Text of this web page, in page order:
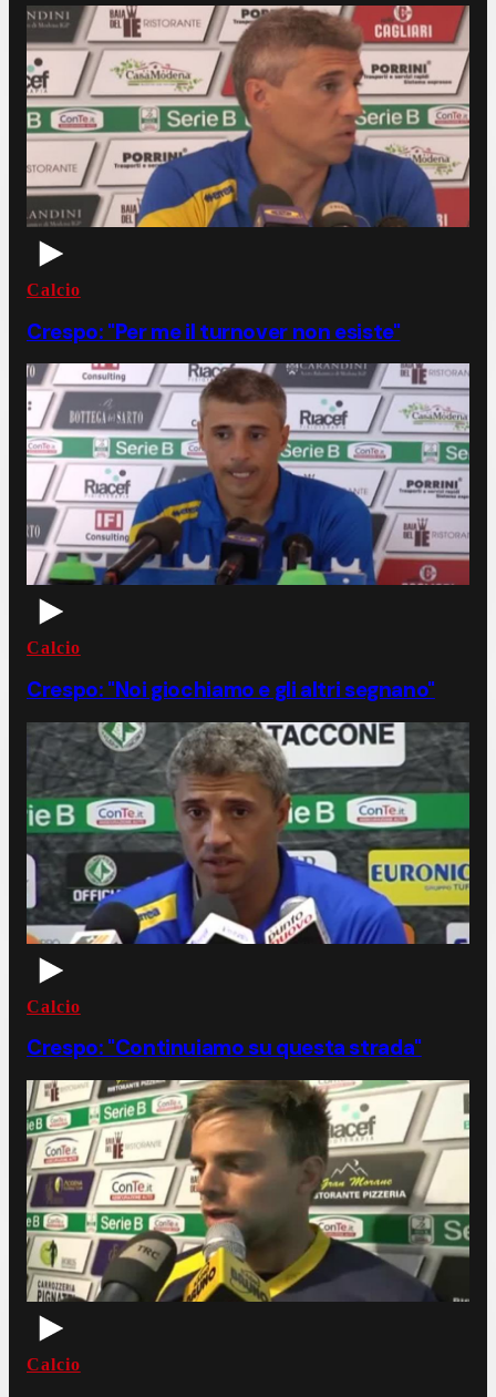
Calcio
Crespo: "Per me il turnover non esiste"
Calcio
Crespo: "Noi giochiamo e gli altri segnano"
Calcio
Crespo: "Continuiamo su questa strada"
Calcio